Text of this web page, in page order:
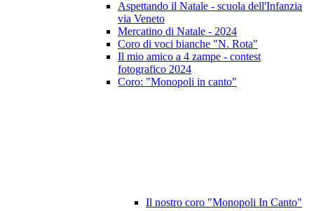
Aspettando il Natale - scuola dell'Infanzia
via Veneto
Mercatino di Natale - 2024
Coro di voci bianche "N. Rota"
Il mio amico a 4 zampe - contest
fotografico 2024
Coro: "Monopoli in canto"
Il nostro coro "Monopoli In Canto"